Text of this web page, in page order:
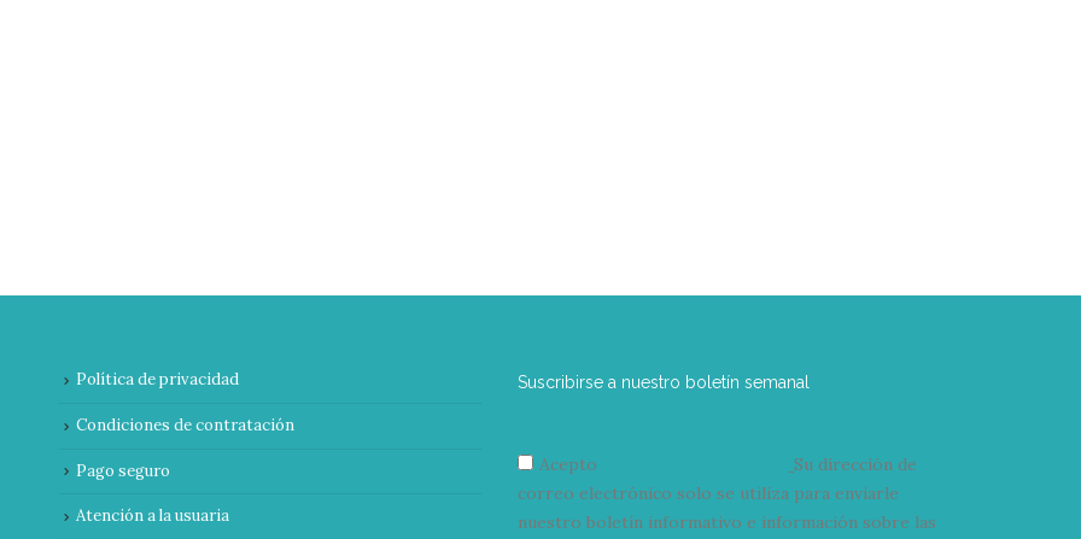
Política de privacidad
Condiciones de contratación
Pago seguro
Atención a la usuaria
Suscribirse a nuestro boletín semanal
Acepto
Su dirección de
correo electrónico solo se utiliza para enviarle
nuestro boletín informativo e información sobre las